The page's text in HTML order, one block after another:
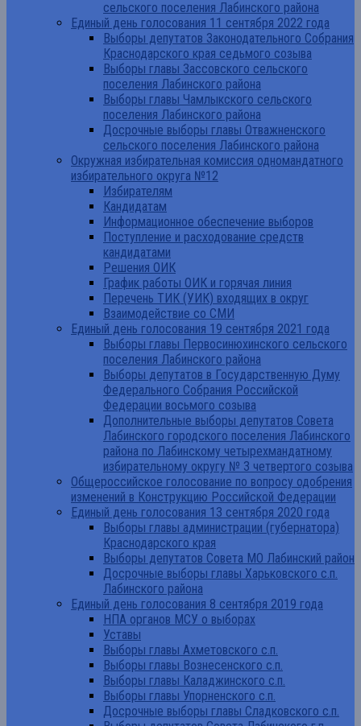
сельского поселения Лабинского района
Единый день голосования 11 сентября 2022 года
Выборы депутатов Законодательного Собрания
Краснодарского края седьмого созыва
Выборы главы Зассовского сельского
поселения Лабинского района
Выборы главы Чамлыкского сельского
поселения Лабинского района
Досрочные выборы главы Отважненского
сельского поселения Лабинского района
Окружная избирательная комиссия одномандатного
избирательного округа №12
Избирателям
Кандидатам
Информационное обеспечение выборов
Поступление и расходование средств
кандидатами
Решения ОИК
График работы ОИК и горячая линия
Перечень ТИК (УИК) входящих в округ
Взаимодействие со СМИ
Единый день голосования 19 сентября 2021 года
Выборы главы Первосинюхинского сельского
поселения Лабинского района
Выборы депутатов в Государственную Думу
Федерального Собрания Российской
Федерации восьмого созыва
Дополнительные выборы депутатов Совета
Лабинского городского поселения Лабинского
района по Лабинскому четырехмандатному
избирательному округу № 3 четвертого созыва
Общероссийское голосование по вопросу одобрения
изменений в Конструкцию Российской Федерации
Единый день голосования 13 сентября 2020 года
Выборы главы администрации (губернатора)
Краснодарского края
Выборы депутатов Совета МО Лабинский район
Досрочные выборы главы Харьковского с.п.
Лабинского района
Единый день голосования 8 сентября 2019 года
НПА органов МСУ о выборах
Уставы
Выборы главы Ахметовского с.п.
Выборы главы Вознесенского с.п.
Выборы главы Каладжинского с.п.
Выборы главы Упорненского с.п.
Досрочные выборы главы Сладковского с.п.